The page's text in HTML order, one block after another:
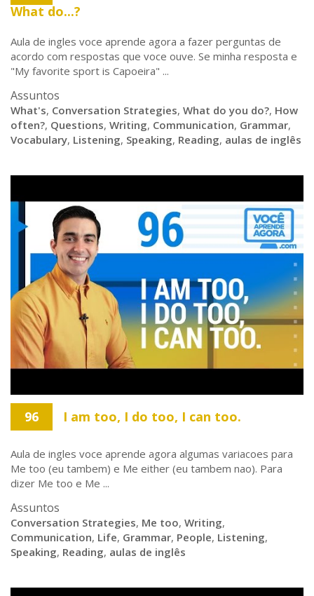
What do...?
Aula de ingles voce aprende agora a fazer perguntas de
acordo com respostas que voce ouve. Se minha resposta e
"My favorite sport is Capoeira" ...
Assuntos
What's, Conversation Strategies, What do you do?, How
often?, Questions, Writing, Communication, Grammar,
Vocabulary, Listening, Speaking, Reading, aulas de inglês
96 I am too, I do too, I can too.
Aula de ingles voce aprende agora algumas variacoes para
Me too (eu tambem) e Me either (eu tambem nao). Para
dizer Me too e Me ...
Assuntos
Conversation Strategies, Me too, Writing,
Communication, Life, Grammar, People, Listening,
Speaking, Reading, aulas de inglês